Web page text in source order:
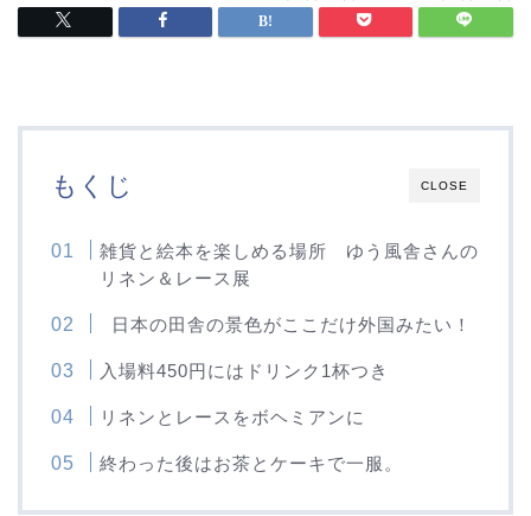
CLOSE
もくじ
雑貨と絵本を楽しめる場所 ゆう風舎さんの
リネン＆レース展
日本の田舎の景色がここだけ外国みたい！
入場料450円にはドリンク1杯つき
リネンとレースをボヘミアンに
終わった後はお茶とケーキで一服。